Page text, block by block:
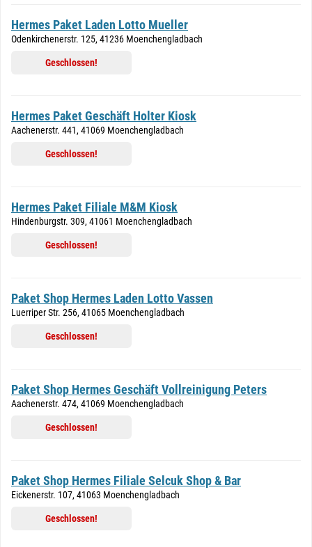
Hermes Paket Laden Lotto Mueller
Odenkirchenerstr. 125, 41236 Moenchengladbach
Geschlossen!
Hermes Paket Geschäft Holter Kiosk
Aachenerstr. 441, 41069 Moenchengladbach
Geschlossen!
Hermes Paket Filiale M&M Kiosk
Hindenburgstr. 309, 41061 Moenchengladbach
Geschlossen!
Paket Shop Hermes Laden Lotto Vassen
Luerriper Str. 256, 41065 Moenchengladbach
Geschlossen!
Paket Shop Hermes Geschäft Vollreinigung Peters
Aachenerstr. 474, 41069 Moenchengladbach
Geschlossen!
Paket Shop Hermes Filiale Selcuk Shop & Bar
Eickenerstr. 107, 41063 Moenchengladbach
Geschlossen!